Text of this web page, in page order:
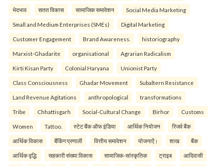
भेदभाव सतत विकास सामाजिक समावेशन Social Media Marketing
Small and Medium Enterprises (SMEs) Digital Marketing
Customer Engagement Brand Awareness. historiography
Marxist-Ghadarite organisational Agrarian Radicalism
Kirti Kisan Party Colonial Haryana Unionist Party
Class Consciousness Ghadar Movement Subaltern Resistance
Land Revenue Agitations anthropological transformations
Tribe Chhattisgarh Social-Cultural Change Birhor Customs
Women Tattoo. स्टेट बैंक ऑफ इंडिया आर्थिक नियोजन रिजर्व बैंक
आर्थिक विकास बैंकिंग प्रणाली वित्तीय समावेशन योजनाऐं। शाख बैंक
आर्थिक वृद्धि सहकारी संख्या विकास सामाजिक-सांस्कृतिक ट्राइब आदिवासी